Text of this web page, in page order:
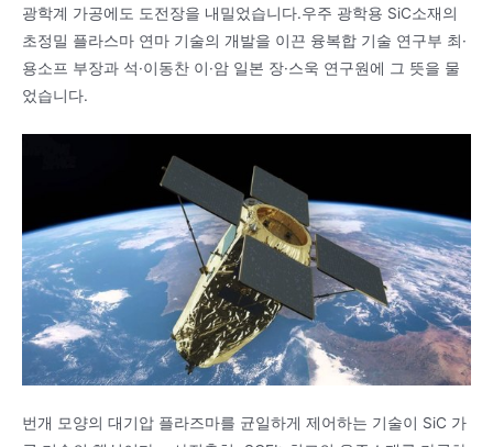
광학계 가공에도 도전장을 내밀었습니다.우주 광학용 SiC소재의
초정밀 플라스마 연마 기술의 개발을 이끈 융복합 기술 연구부 최·
용소프 부장과 석·이동찬 이·암 일본 장·스욱 연구원에 그 뜻을 물
었습니다.
번개 모양의 대기압 플라즈마를 균일하게 제어하는 기술이 SiC 가